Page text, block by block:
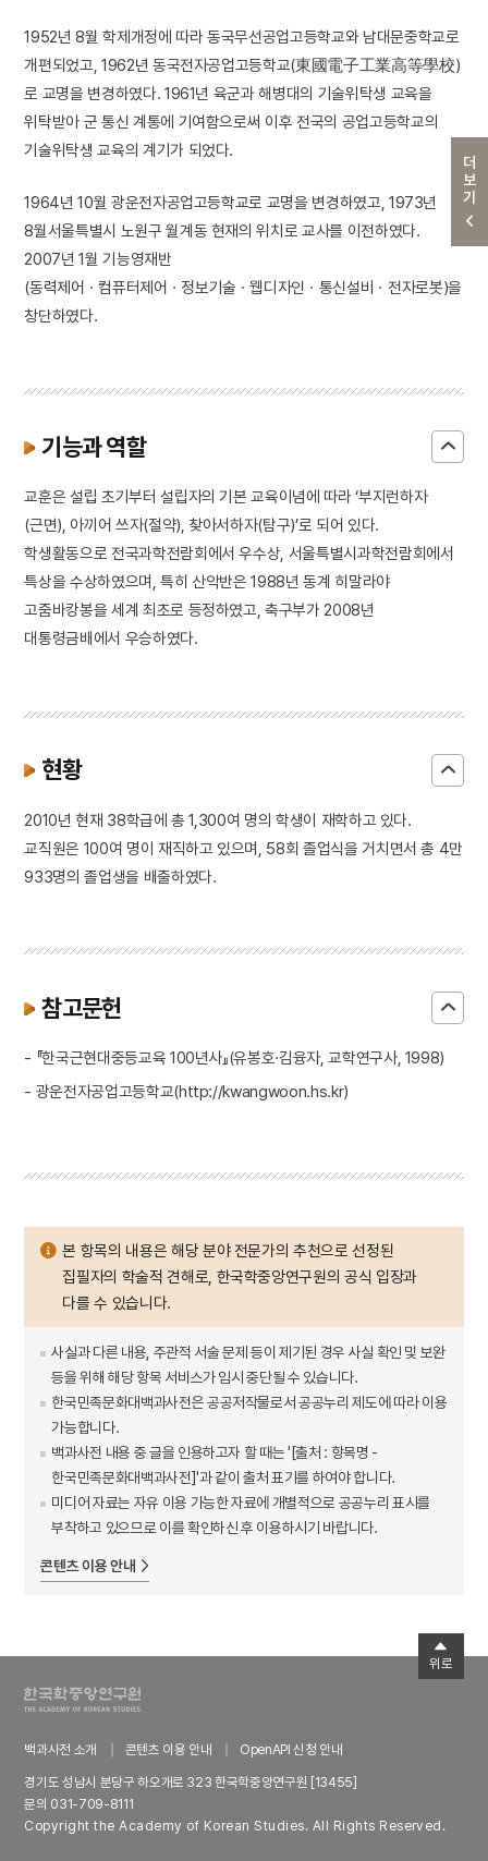
더보기
1952년 8월 학제개정에 따라 동국무선공업고등학교와 남대문중학교로
개편되었고, 1962년 동국전자공업고등학교(東國電子工業高等學校)
로 교명을 변경하였다. 1961년 육군과 해병대의 기술위탁생 교육을
위탁받아 군 통신 계통에 기여함으로써 이후 전국의 공업고등학교의
기술위탁생 교육의 계기가 되었다.
1964년 10월 광운전자공업고등학교로 교명을 변경하였고, 1973년
8월서울특별시 노원구 월계동 현재의 위치로 교사를 이전하였다.
2007년 1월 기능영재반
(동력제어ㆍ컴퓨터제어ㆍ정보기술ㆍ웹디자인ㆍ통신설비ㆍ전자로봇)을
창단하였다.
기능과 역할
교훈은 설립 초기부터 설립자의 기본 교육이념에 따라 ‘부지런하자
(근면), 아끼어 쓰자(절약), 찾아서하자(탐구)’로 되어 있다.
학생활동으로 전국과학전람회에서 우수상, 서울특별시과학전람회에서
특상을 수상하였으며, 특히 산악반은 1988년 동계 히말라야
고줌바캉봉을 세계 최초로 등정하였고, 축구부가 2008년
대통령금배에서 우승하였다.
현황
2010년 현재 38학급에 총 1,300여 명의 학생이 재학하고 있다.
교직원은 100여 명이 재직하고 있으며, 58회 졸업식을 거치면서 총 4만
933명의 졸업생을 배출하였다.
참고문헌
- 『한국근현대중등교육 100년사』(유봉호·김융자, 교학연구사, 1998)
- 광운전자공업고등학교(http://kwangwoon.hs.kr)
본 항목의 내용은 해당 분야 전문가의 추천으로 선정된
집필자의 학술적 견해로, 한국학중앙연구원의 공식 입장과
다를 수 있습니다.
사실과 다른 내용, 주관적 서술 문제 등이 제기된 경우 사실 확인 및 보완
등을 위해 해당 항목 서비스가 임시 중단될 수 있습니다.
한국민족문화대백과사전은 공공저작물로서 공공누리 제도에 따라 이용
가능합니다.
백과사전 내용 중 글을 인용하고자 할 때는 '[출처 : 항목명 -
한국민족문화대백과사전]'과 같이 출처 표기를 하여야 합니다.
미디어 자료는 자유 이용 가능한 자료에 개별적으로 공공누리 표시를
부착하고 있으므로 이를 확인하신 후 이용하시기 바랍니다.
콘텐츠 이용 안내
백과사전 소개 콘텐츠 이용 안내
OpenAPI 신청 안내
경기도 성남시 분당구 하오개로 323 한국학중앙연구원 [13455]
문의 031-709-8111
Copyright the Academy of Korean Studies. All Rights Reserved.
위로